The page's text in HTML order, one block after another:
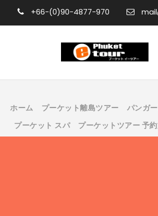
+66-(0)90-4877-970
ホーム プーケット離島ツアー パンガ
プーケット スパ
プーケットツアー 予